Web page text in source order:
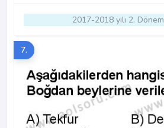
2017-2018 yılı 2.
7.